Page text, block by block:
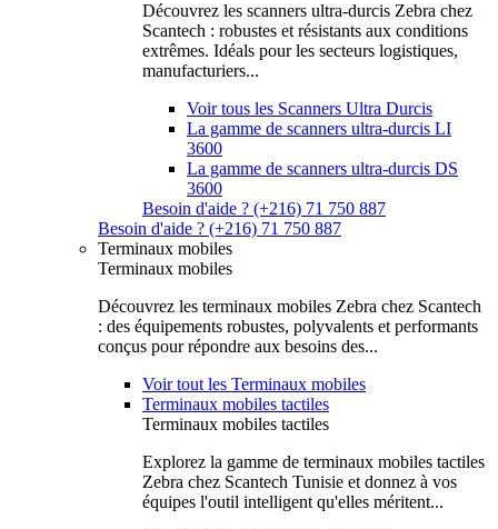
Découvrez les scanners ultra-durcis Zebra chez
Scantech : robustes et résistants aux conditions
extrêmes. Idéals pour les secteurs logistiques,
manufacturiers...
Voir tous les Scanners Ultra Durcis
La gamme de scanners ultra-durcis LI
3600
La gamme de scanners ultra-durcis DS
3600
Besoin d'aide ? (+216) 71 750 887
Besoin d'aide ? (+216) 71 750 887
Terminaux mobiles
Terminaux mobiles
Découvrez les terminaux mobiles Zebra chez Scantech
: des équipements robustes, polyvalents et performants
conçus pour répondre aux besoins des...
Voir tout les Terminaux mobiles
Terminaux mobiles tactiles
Terminaux mobiles tactiles
Explorez la gamme de terminaux mobiles tactiles
Zebra chez Scantech Tunisie et donnez à vos
équipes l'outil intelligent qu'elles méritent...